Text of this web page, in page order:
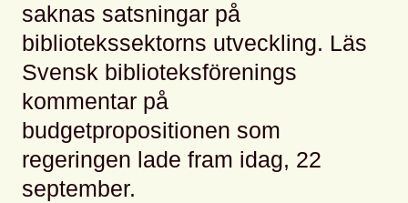
saknas satsningar på
bibliotekssektorns utveckling. Läs
Svensk biblioteksförenings
kommentar på
budgetpropositionen som
regeringen lade fram idag, 22
september.